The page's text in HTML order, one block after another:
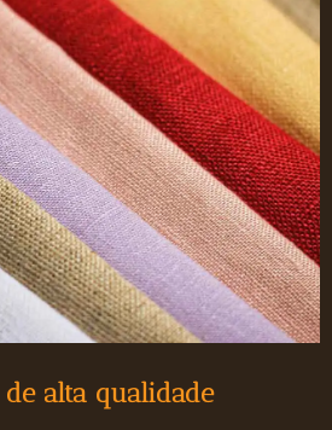
de alta qualidade